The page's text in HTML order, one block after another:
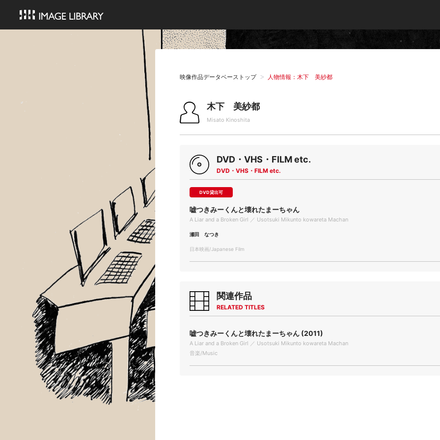
映像作品データベーストップ 人物情報：木下 美紗都
木下 美紗都
Misato Kinoshita
DVD・VHS・FILM etc.
DVD・VHS・FILM etc.
DVD貸出可
嘘つきみーくんと壊れたまーちゃん
A Liar and a Broken Girl ／ Usotsuki Mikunto kowareta Machan
瀬田 なつき
日本映画/Japanese Film
関連作品
RELATED TITLES
嘘つきみーくんと壊れたまーちゃん (2011)
A Liar and a Broken Girl ／ Usotsuki Mikunto kowareta Machan
音楽/Music